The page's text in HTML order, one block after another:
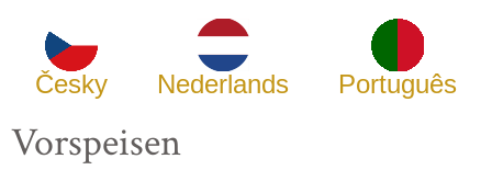
Česky Nederlands Português
Vorspeisen